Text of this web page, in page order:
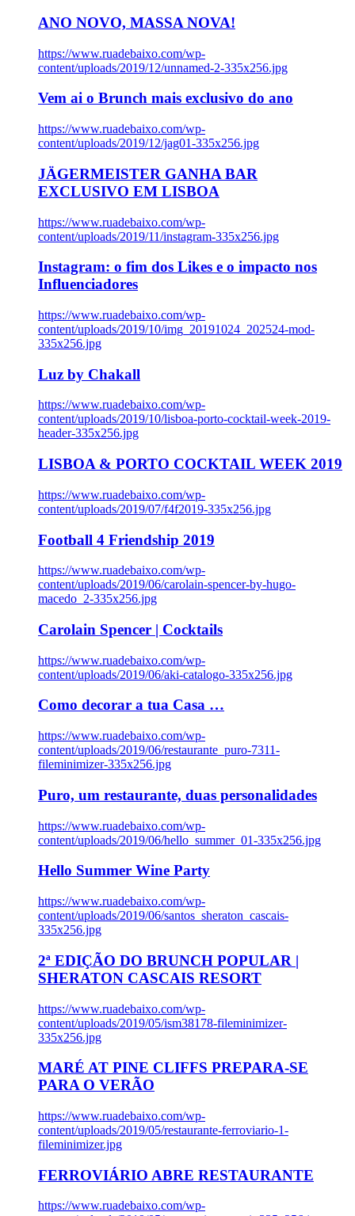
ANO NOVO, MASSA NOVA!
https://www.ruadebaixo.com/wp-
content/uploads/2019/12/unnamed-2-335x256.jpg
Vem ai o Brunch mais exclusivo do ano
https://www.ruadebaixo.com/wp-
content/uploads/2019/12/jag01-335x256.jpg
JÄGERMEISTER GANHA BAR
EXCLUSIVO EM LISBOA
https://www.ruadebaixo.com/wp-
content/uploads/2019/11/instagram-335x256.jpg
Instagram: o fim dos Likes e o impacto nos
Influenciadores
https://www.ruadebaixo.com/wp-
content/uploads/2019/10/img_20191024_202524-mod-
335x256.jpg
Luz by Chakall
https://www.ruadebaixo.com/wp-
content/uploads/2019/10/lisboa-porto-cocktail-week-2019-
header-335x256.jpg
LISBOA & PORTO COCKTAIL WEEK 2019
https://www.ruadebaixo.com/wp-
content/uploads/2019/07/f4f2019-335x256.jpg
Football 4 Friendship 2019
https://www.ruadebaixo.com/wp-
content/uploads/2019/06/carolain-spencer-by-hugo-
macedo_2-335x256.jpg
Carolain Spencer | Cocktails
https://www.ruadebaixo.com/wp-
content/uploads/2019/06/aki-catalogo-335x256.jpg
Como decorar a tua Casa …
https://www.ruadebaixo.com/wp-
content/uploads/2019/06/restaurante_puro-7311-
fileminimizer-335x256.jpg
Puro, um restaurante, duas personalidades
https://www.ruadebaixo.com/wp-
content/uploads/2019/06/hello_summer_01-335x256.jpg
Hello Summer Wine Party
https://www.ruadebaixo.com/wp-
content/uploads/2019/06/santos_sheraton_cascais-
335x256.jpg
2ª EDIÇÃO DO BRUNCH POPULAR |
SHERATON CASCAIS RESORT
https://www.ruadebaixo.com/wp-
content/uploads/2019/05/ism38178-fileminimizer-
335x256.jpg
MARÉ AT PINE CLIFFS PREPARA-SE
PARA O VERÃO
https://www.ruadebaixo.com/wp-
content/uploads/2019/05/restaurante-ferroviario-1-
fileminimizer.jpg
FERROVIÁRIO ABRE RESTAURANTE
https://www.ruadebaixo.com/wp-